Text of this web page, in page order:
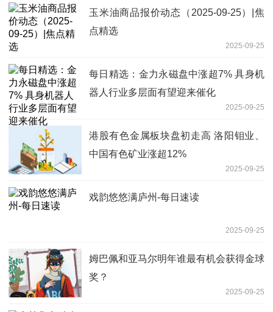
玉米油商品报价动态（2025-09-25）|焦
点精选
2025-09-25
每日精选：金力永磁盘中涨超7% 具身机
器人行业多层面有望迎来催化
2025-09-25
港股有色金属板块盘初走高 洛阳钼业、
中国有色矿业涨超12%
2025-09-25
戏韵悠悠满庐州-每日速读
2025-09-25
姆巴佩和亚马尔明年谁最有机会获得金球
奖？
2025-09-25